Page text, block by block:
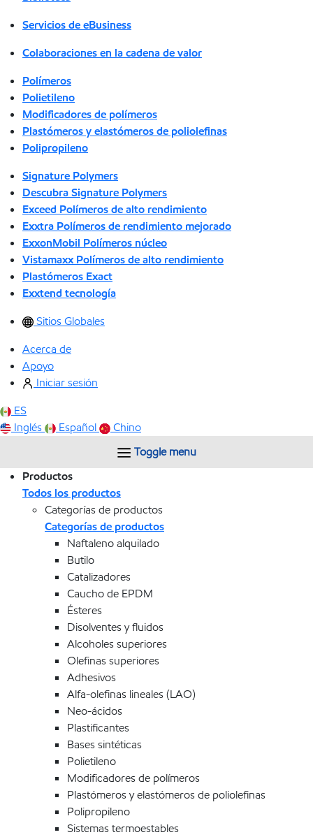
Servicios de eBusiness
Colaboraciones en la cadena de valor
Polímeros
Polietileno
Modificadores de polímeros
Plastómeros y elastómeros de poliolefinas
Polipropileno
Signature Polymers
Descubra Signature Polymers
Exceed Polímeros de alto rendimiento
Exxtra Polímeros de rendimiento mejorado
ExxonMobil Polímeros núcleo
Vistamaxx Polímeros de alto rendimiento
Plastómeros Exact
Exxtend tecnología
Sitios Globales
Acerca de
Apoyo
Iniciar sesión
ES
Inglés
Español
Chino
Toggle menu
Productos
Todos los productos
Categorías de productos
Categorías de productos
Naftaleno alquilado
Butilo
Catalizadores
Caucho de EPDM
Ésteres
Disolventes y fluidos
Alcoholes superiores
Olefinas superiores
Adhesivos
Alfa-olefinas lineales (LAO)
Neo-ácidos
Plastificantes
Bases sintéticas
Polietileno
Modificadores de polímeros
Plastómeros y elastómeros de poliolefinas
Polipropileno
Sistemas termoestables